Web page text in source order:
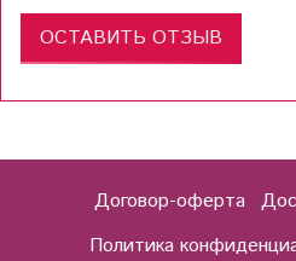
ОСТАВИТЬ ОТЗЫВ
Договор-оферта
Политика